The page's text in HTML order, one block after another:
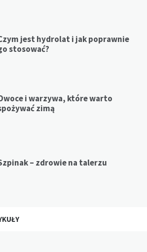
jest hydrolat i jak poprawnie
stosować?
i warzywa, które warto
zimą
– zdrowie na talerzu